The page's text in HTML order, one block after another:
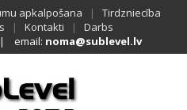
apkalpošana |
Tirdzniecība
| Kontakti |
Darbs
noma@sublevel.lv